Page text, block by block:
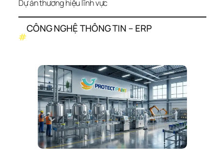
Dự án thương hiệu lĩnh vực
#
CÔNG NGHỆ THÔNG TIN – ERP